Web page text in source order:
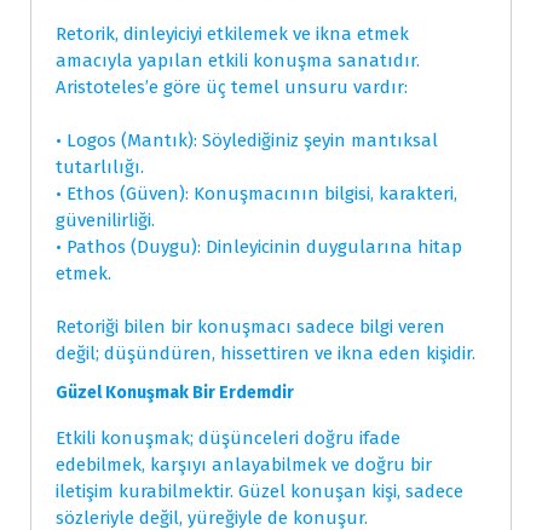
Retorik, dinleyiciyi etkilemek ve ikna etmek
amacıyla yapılan etkili konuşma sanatıdır.
Aristoteles’e göre üç temel unsuru vardır:
• Logos (Mantık): Söylediğiniz şeyin mantıksal
tutarlılığı.
• Ethos (Güven): Konuşmacının bilgisi, karakteri,
güvenilirliği.
• Pathos (Duygu): Dinleyicinin duygularına hitap
etmek.
Retoriği bilen bir konuşmacı sadece bilgi veren
değil; düşündüren, hissettiren ve ikna eden kişidir.
Güzel Konuşmak Bir Erdemdir
Etkili konuşmak; düşünceleri doğru ifade
edebilmek, karşıyı anlayabilmek ve doğru bir
iletişim kurabilmektir. Güzel konuşan kişi, sadece
sözleriyle değil, yüreğiyle de konuşur.